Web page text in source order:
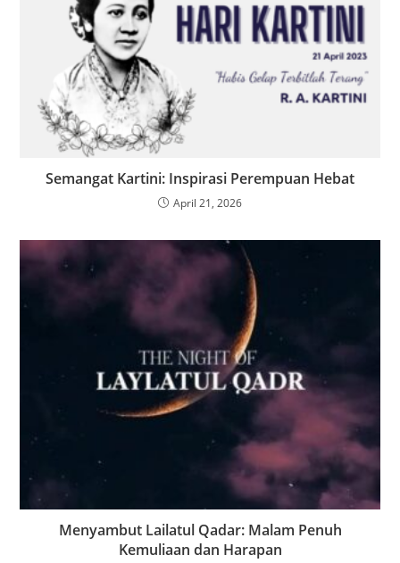
Semangat Kartini: Inspirasi Perempuan Hebat
April 21, 2026
Menyambut Lailatul Qadar: Malam Penuh
Kemuliaan dan Harapan